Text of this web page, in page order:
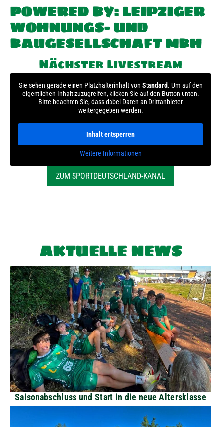
POWERED BY: LEIPZIGER
WOHNUNGS- UND
BAUGESELLSCHAFT MBH
Nächster Livestream
Sie sehen gerade einen Platzhalterinhalt von Standard. Um auf den
eigentlichen Inhalt zuzugreifen, klicken Sie auf den Button unten.
Bitte beachten Sie, dass dabei Daten an Drittanbieter
weitergegeben werden.
Inhalt entsperren
Weitere Informationen
ZUM SPORTDEUTSCHLAND-KANAL
AKTUELLE NEWS
Saisonabschluss und Start in die neue Altersklasse